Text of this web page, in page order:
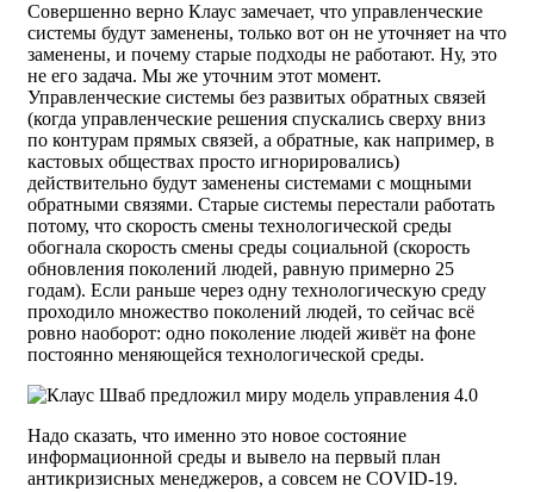
Совершенно верно Клаус замечает, что управленческие
системы будут заменены, только вот он не уточняет на что
заменены, и почему старые подходы не работают. Ну, это
не его задача. Мы же уточним этот момент.
Управленческие системы без развитых обратных связей
(когда управленческие решения спускались сверху вниз
по контурам прямых связей, а обратные, как например, в
кастовых обществах просто игнорировались)
действительно будут заменены системами с мощными
обратными связями. Старые системы перестали работать
потому, что скорость смены технологической среды
обогнала скорость смены среды социальной (скорость
обновления поколений людей, равную примерно 25
годам). Если раньше через одну технологическую среду
проходило множество поколений людей, то сейчас всё
ровно наоборот: одно поколение людей живёт на фоне
постоянно меняющейся технологической среды.
Надо сказать, что именно это новое состояние
информационной среды и вывело на первый план
антикризисных менеджеров, а совсем не COVID-19.